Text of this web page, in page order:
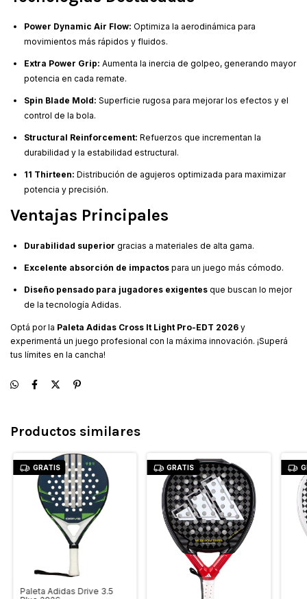
Power Dynamic Air Flow: Optimiza la aerodinámica para
movimientos más rápidos y fluidos.
Extra Power Grip: Aumenta la inercia de golpeo, generando mayor
potencia en cada remate.
Spin Blade Mold: Superficie rugosa para mejorar los efectos y el
control de la bola.
Structural Reinforcement: Refuerzos que incrementan la
durabilidad y la estabilidad estructural.
11 Thirteen: Distribución de agujeros optimizada para maximizar
potencia y precisión.
Ventajas Principales
Durabilidad superior gracias a materiales de alta gama.
Excelente absorción de impactos para un juego más cómodo.
Diseño pensado para jugadores exigentes que buscan lo mejor
de la tecnología Adidas.
Optá por la Paleta Adidas Cross It Light Pro-EDT 2026 y
experimentá un juego profesional con la máxima innovación. ¡Superá
tus límites en la cancha!
Productos similares
GRATIS
Paleta Adidas Drive 3.5
GRATIS